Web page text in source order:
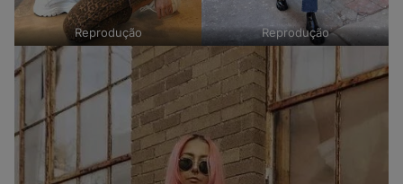
Reprodução Reprodução